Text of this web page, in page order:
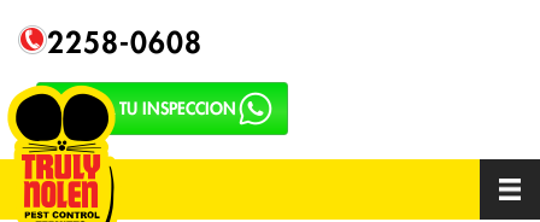
2258-0608
SOLICITA TU INSPECCION